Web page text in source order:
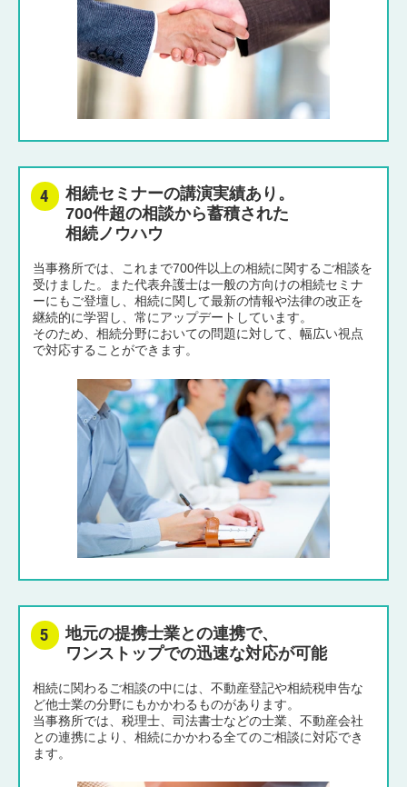
相続セミナーの講演実績あり。
700件超の相談から蓄積された
相続ノウハウ
当事務所では、これまで700件以上の相続に関するご相談を
受けました。また代表弁護士は一般の方向けの相続セミナ
ーにもご登壇し、相続に関して最新の情報や法律の改正を
継続的に学習し、常にアップデートしています。
そのため、相続分野においての問題に対して、幅広い視点
で対応することができます。
地元の提携士業との連携で、
ワンストップでの迅速な対応が可能
相続に関わるご相談の中には、不動産登記や相続税申告な
ど他士業の分野にもかかわるものがあります。
当事務所では、税理士、司法書士などの士業、不動産会社
との連携により、相続にかかわる全てのご相談に対応でき
ます。